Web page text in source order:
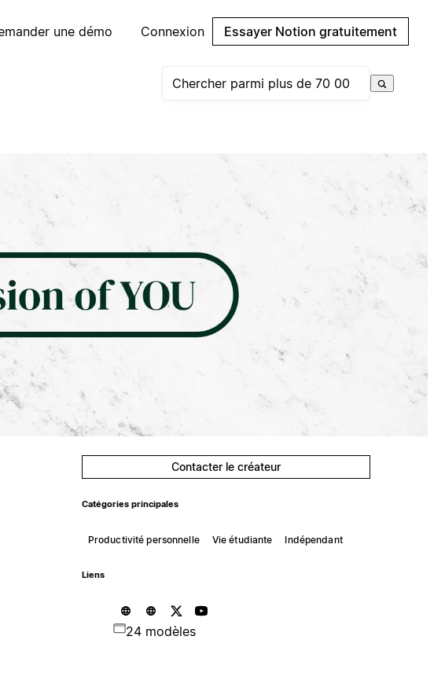
une démo Connexion Essayer Notion gratuitement
Contacter le créateur
Catégories principales
Productivité personnelle Vie étudiante Indépendant
Liens
24 modèles